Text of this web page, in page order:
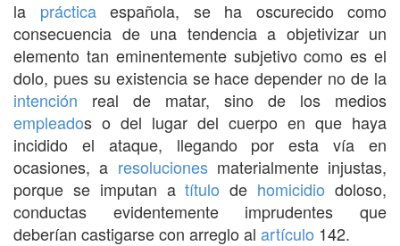
la prácticaespañola, se ha oscurecido como
consecuencia de una tendencia a objetivizar un
elemento tan eminentemente subjetivo como es el
dolo, pues su existencia se hace depender no de la
intención real de matar, sino de los medios
empleados o del lugar del cuerpo en que haya
incidido el ataque, llegando por esta vía en
ocasiones, a resolucionesmaterialmente injustas,
porque se imputan atítulo de homicidio doloso,
conductas evidentemente imprudentes que
deberían castigarse con arreglo al artículo 142.